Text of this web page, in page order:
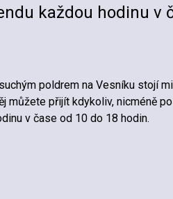
každou hodinu v
poldrem na Vesníku stojí
můžete přijít kdykoliv, nicméně
v čase od 10 do 18 hodin.